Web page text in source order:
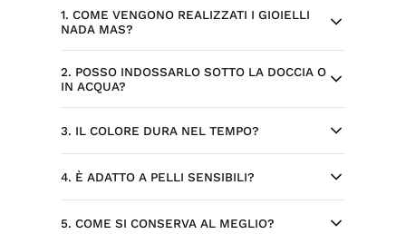
1. COME VENGONO REALIZZATI I GIOIELLI
NADA MAS?
Ogni gioiello Nada Mas nasce da design
selezionati ed esclusivi, sviluppati per il
brand. Alcuni modelli sono progettati
internamente, con attenzione a dettagli,
stile e qualità.
2. POSSO INDOSSARLO SOTTO LA DOCCIA O
IN ACQUA?
Sì, l’acciaio inossidabile è resistente
all’acqua e all’uso quotidiano. Per
preservare al meglio la placcatura,
3. IL COLORE DURA NEL TEMPO?
Sì, la placcatura è realizzata per durare nel
tempo se trattata con cura. Evitando agenti
chimici e usura eccessiva, il gioiello
4. È ADATTO A PELLI SENSIBILI?
Sì, l'acciaio inossidabile è ipoallergenico,
5. COME SI CONSERVA AL MEGLIO?